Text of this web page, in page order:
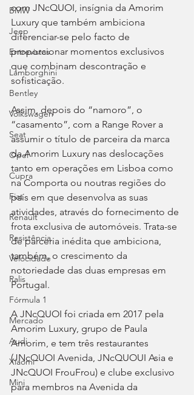
BMW
Jeep
Entrevistas
Lamborghini
Bentley
Volkswagen
Seat
Opel
Cupra
Fiat
Renault
Resistência
Velocidade
Ralis
Fórmula 1
Mercado
Audi
Xiaomi
Mini
com JNcQUOI, insígnia da Amorim
Luxury que também ambiciona
diferenciar-se pelo facto de
proporcionar momentos exclusivos
que combinam descontração e
sofisticação.
Assim, depois do “namoro”, o
“casamento”, com a Range Rover a
assumir o título de parceira da marca
da Amorim Luxury nas deslocações
tanto em operações em Lisboa como
na Comporta ou noutras regiões do
país em que desenvolva as suas
atividades, através do fornecimento de
frota exclusiva de automóveis. Trata-se
de parceria inédita que ambiciona,
também, o crescimento da
notoriedade das duas empresas em
Portugal.
A JNcQUOI foi criada em 2017 pela
Amorim Luxury, grupo de Paula
Amorim, e tem três restaurantes
(JNcQUOI Avenida, JNcQUOUI Asia e
JNcQUOI FrouFrou) e clube exclusivo
para membros na Avenida da